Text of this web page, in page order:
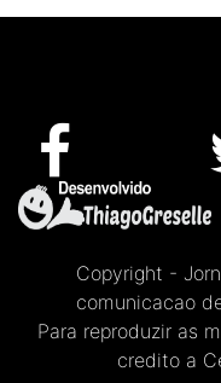
Copyright -
comunicacao
Para reproduzir as
credito a